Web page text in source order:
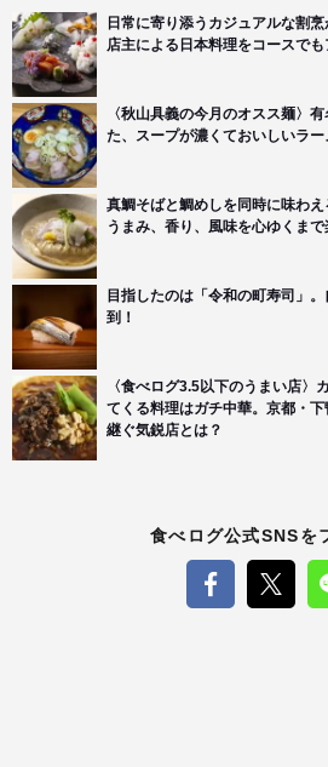
日常に寄り添うカジュアルな割
店主による日本料理をコースで
〈秋山具義の今月のオスス麺〉
た、スープが濃くておいしいラー
真鯛そばと鯛めしを同時に味わ
うまみ、香り、風味を心ゆくま
目指したのは「令和の町寿司」
到！
〈食べログ3.5以下のうまい店〉
てくる料理はガチ中華。京都・
継ぐ気鋭店とは？
食べログ公式SNSを